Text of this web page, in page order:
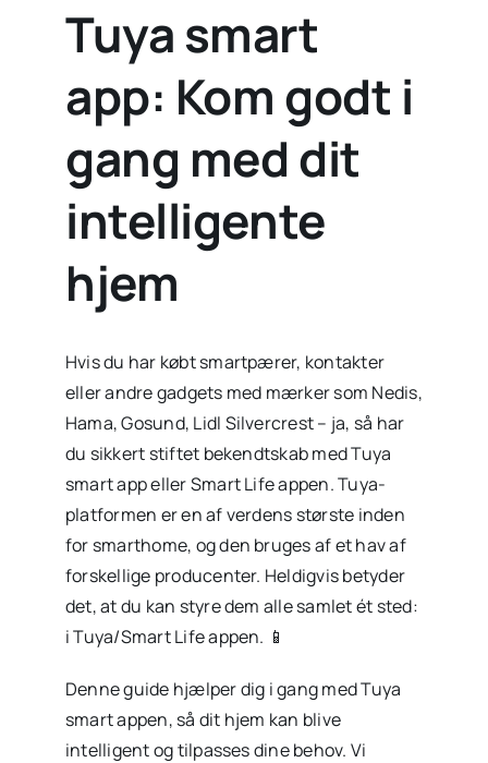
Tuya smart
app: Kom godt i
gang med dit
intelligente
hjem
Hvis du har købt smartpærer, kontakter
eller andre gadgets med mærker som Nedis,
Hama, Gosund, Lidl Silvercrest – ja, så har
du sikkert stiftet bekendtskab med Tuya
smart app eller Smart Life appen. Tuya-
platformen er en af verdens største inden
for smarthome, og den bruges af et hav af
forskellige producenter. Heldigvis betyder
det, at du kan styre dem alle samlet ét sted:
i Tuya/Smart Life appen. 📱
Denne guide hjælper dig i gang med Tuya
smart appen, så dit hjem kan blive
intelligent og tilpasses dine behov. Vi